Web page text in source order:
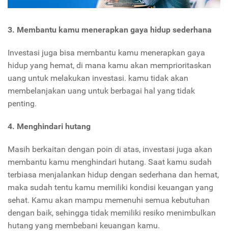
3. Membantu kamu menerapkan gaya hidup sederhana
Investasi juga bisa membantu kamu menerapkan gaya
hidup yang hemat, di mana kamu akan memprioritaskan
uang untuk melakukan investasi. kamu tidak akan
membelanjakan uang untuk berbagai hal yang tidak
penting.
4. Menghindari hutang
Masih berkaitan dengan poin di atas, investasi juga akan
membantu kamu menghindari hutang. Saat kamu sudah
terbiasa menjalankan hidup dengan sederhana dan hemat,
maka sudah tentu kamu memiliki kondisi keuangan yang
sehat. Kamu akan mampu memenuhi semua kebutuhan
dengan baik, sehingga tidak memiliki resiko menimbulkan
hutang yang membebani keuangan kamu.